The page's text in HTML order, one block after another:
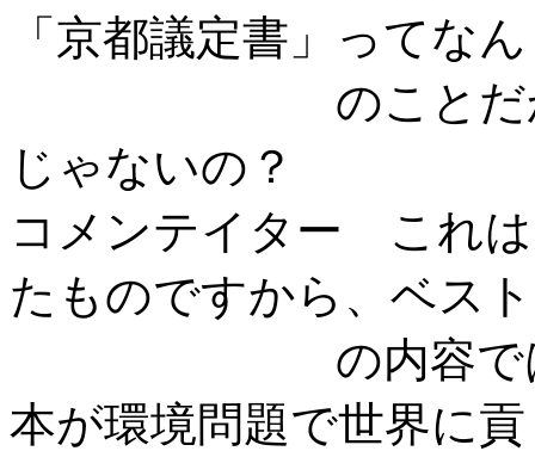
「京都議定書」ってなん
のことだか、い
じゃないの？
コメンテイター これ
たものですから、ベスト
の内容ではない
本が環境問題で世界に貢